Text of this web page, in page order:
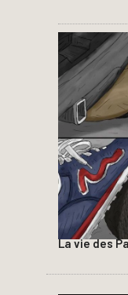
La vie des